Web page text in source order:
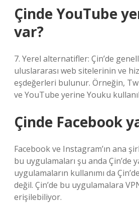
Çinde YouTube
var?
7. Yerel alternatifler: Çin’de
uluslararası web sitelerinin ve
eşdeğerleri bulunur. Örneğin,
ve YouTube yerine Youku
Çinde Facebook
Facebook ve Instagram’ın ana
bu uygulamaları şu anda Çin’de
uygulamaların kullanımı da
değil. Çin’de bu uygulamalara
erişilebiliyor.